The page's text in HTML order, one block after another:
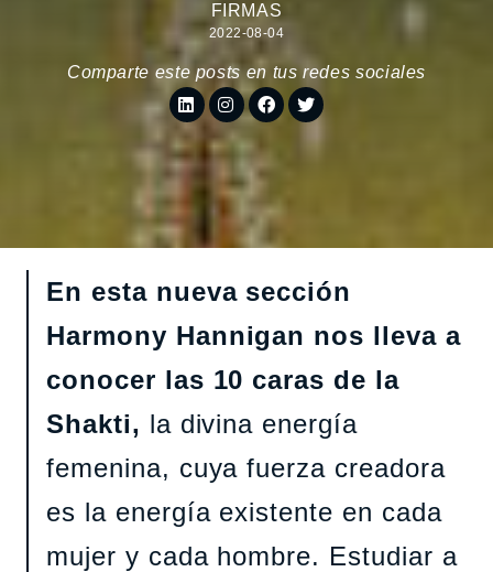
FIRMAS
2022-08-04
Comparte este posts en tus redes sociales
En esta nueva sección
Harmony Hannigan nos lleva a
conocer las 10 caras de la
Shakti, la divina energía
femenina, cuya fuerza creadora
es la energía existente en cada
mujer y cada hombre. Estudiar a